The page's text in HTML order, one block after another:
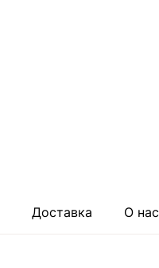
Доставка О нас